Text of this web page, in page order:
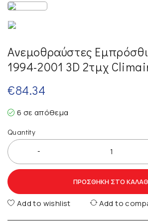
Ανεμοθραύστες
1994-2001 3D 2τμχ
€84.34
6 σε απόθεμα
Quantity
ΠΡΟΣΘΉΚΗ ΣΤΟ
Add to wishlist Add to